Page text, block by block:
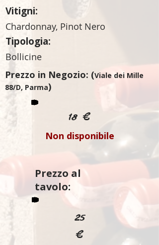
Vitigni:
Chardonnay, Pinot Nero
Tipologia:
Bollicine
Prezzo in Negozio: (Viale dei Mille
88/D, Parma)
18 €
Non disponibile
Prezzo al
tavolo:
25
€